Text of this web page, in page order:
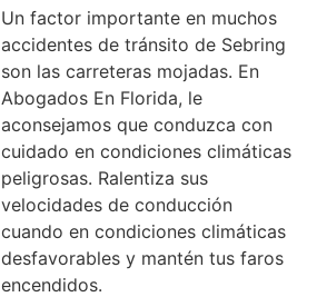
Un factor importante en muchos
accidentes de tránsito de Sebring
son las carreteras mojadas. En
Abogados En Florida, le
aconsejamos que conduzca con
cuidado en condiciones climáticas
peligrosas. Ralentiza sus
velocidades de conducción
cuando en condiciones climáticas
desfavorables y mantén tus faros
encendidos.